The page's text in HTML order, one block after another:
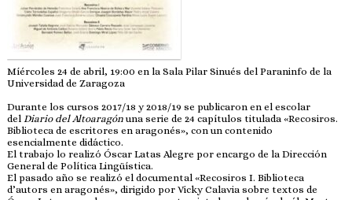
Míércoles 24 de abril, 19:00 en la Sala Pilar Sinués del Paraninfo de la
Universidad de Zaragoza
Durante los cursos 2017/18 y 2018/19 se publicaron en el escolar
del Diario del Altoaragónuna serie de 24 capítulos titulada «Recosiros.
Biblioteca de escritores en aragonés», con un contenido
esencialmente didáctico.
El trabajo lo realizó Óscar Latas Alegre por encargo de la Dirección
General de Política Lingüística.
El pasado año se realizó el documental «Recosiros I. Biblioteca
d’autors en aragonés», dirigido por Vicky Calavia sobre textos de